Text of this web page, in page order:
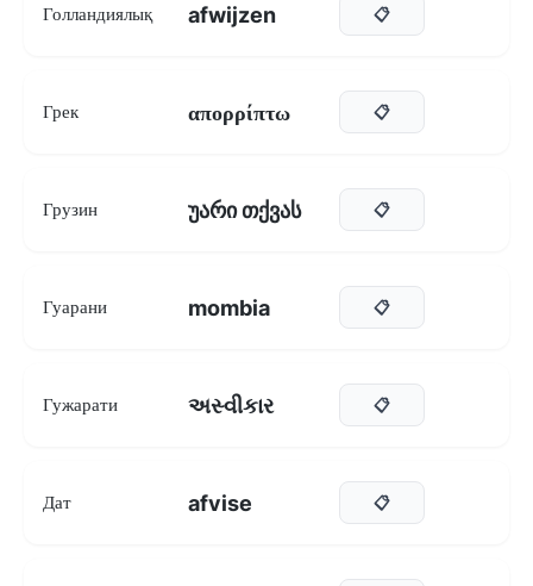
Голландиялық afwijzen 📋
Грек απορρίπτω 📋
Грузин უარი თქვას 📋
Гуарани mombia 📋
Гужарати અસ્વીકાર 📋
Дат afvise 📋